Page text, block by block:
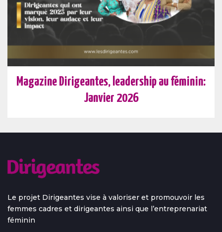
Magazine Dirigeantes, leadership au féminin:
Janvier 2026
Le projet Dirigeantes vise à valoriser et promouvoir les
femmes cadres et dirigeantes ainsi que l’entreprenariat
féminin